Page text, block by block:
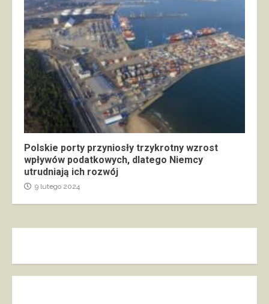
Polskie porty przyniosły trzykrotny wzrost
wpływów podatkowych, dlatego Niemcy
utrudniają ich rozwój
9 lutego 2024